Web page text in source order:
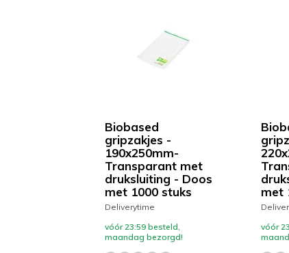
Biobased
gripzakjes -
190x250mm-
Transparant met
druksluiting - Doos
met 1000 stuks
Deliverytime
vóór 23:59 besteld,
maandag bezorgd!
met
vóór